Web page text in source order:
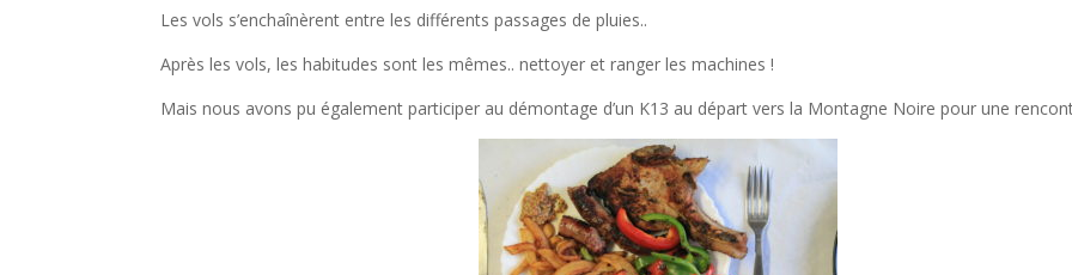
Les vols s’enchaînèrent entre les différents passages de pluies..
Après les vols, les habitudes sont les mêmes.. nettoyer et ranger les machines !
Mais nous avons pu également participer au démontage d’un K13 au départ vers la Montagne Noire pour une